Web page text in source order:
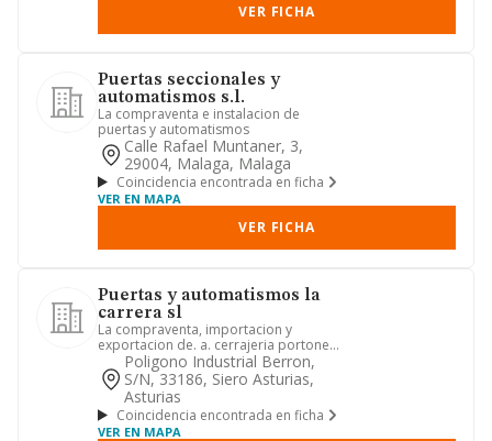
VER FICHA
Puertas seccionales y
automatismos s.l.
La compraventa e instalacion de
puertas y automatismos
Calle Rafael Muntaner, 3,
29004, Malaga, Malaga
Coincidencia encontrada en ficha
VER EN MAPA
VER FICHA
Puertas y automatismos la
carrera sl
La compraventa, importacion y
exportacion de. a. cerrajeria portones,
puertas, ventanas, automatism...
Poligono Industrial Berron,
S/n, 33186, Siero Asturias,
Asturias
Coincidencia encontrada en ficha
VER EN MAPA